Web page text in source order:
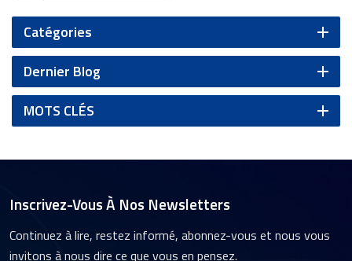
Catégories
Dernier Blog
MOTS CLÉS
Inscrivez-Vous À Nos Newsletters
Continuez à lire, restez informé, abonnez-vous et nous vous
invitons à nous dire ce que vous en pensez.